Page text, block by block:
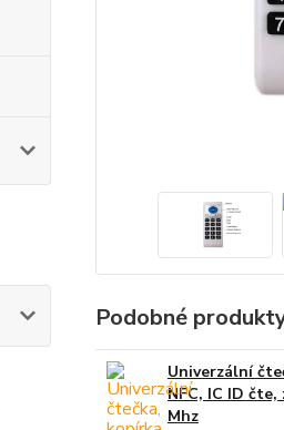
Podobné
Univerzální
NFC, IC ID
Mhz